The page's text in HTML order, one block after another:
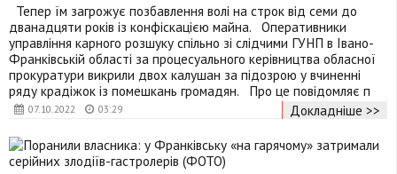
07.10.2022 03:29
Тепер їм загрожує позбавлення волі на строк від семи до
дванадцяти років із конфіскацією майна. Оперативники
управління карного розшуку спільно зі слідчими ГУНП в Івано-
Франківській області за процесуального керівництва обласної
прокуратури викрили двох калушан за підозрою у вчиненні
ряду крадіжок із помешкань громадян. Про це повідомляє п
Докладніше >>